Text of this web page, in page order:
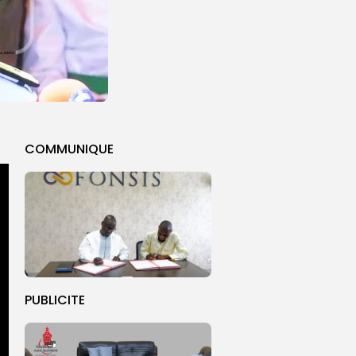
COMMUNIQUE
PUBLICITE